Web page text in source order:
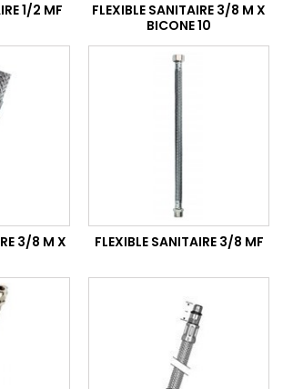
1/2 MF
FLEXIBLE SANITAIRE 3/8 M X
BICONE 10
3/8 M X
FLEXIBLE SANITAIRE 3/8 MF